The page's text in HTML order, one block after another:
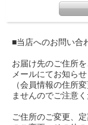
■当店へのお問い合
お届け先のご住所
メールにてお知らせ
（会員情報の住所
ませんのでご注意く
ご住所のご変更、